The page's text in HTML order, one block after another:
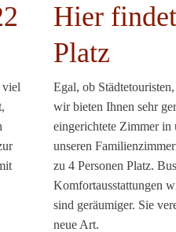
viel
Hier
Platz
Egal, ob
wir bieten Ihnen sehr
eingerichtete Zimmer in
unseren
zu 4 Personen Platz.
Komfortausstattungen
sind geräumiger. Sie
neue Art.